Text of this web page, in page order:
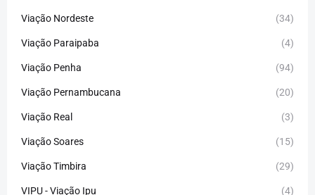
Viação Nordeste (34)
Viação Paraipaba (4)
Viação Penha (94)
Viação Pernambucana (20)
Viação Real (3)
Viação Soares (15)
Viação Timbira (29)
VIPU - Viação Ipu (4)